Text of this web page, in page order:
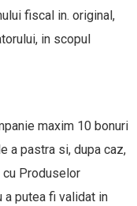
fiscal in. original,
in scopul
maxim 10 bonuri
a pastra si, dupa caz,
Produselor
a putea fi validat in